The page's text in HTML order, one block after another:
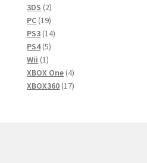
tuotetta
3DS 22
tuotetta
PC 1919
tuotetta
PS3 1414
PS4 55
Wii 11
tuote
XBOX One 44
tuotetta
XBOX360 1717